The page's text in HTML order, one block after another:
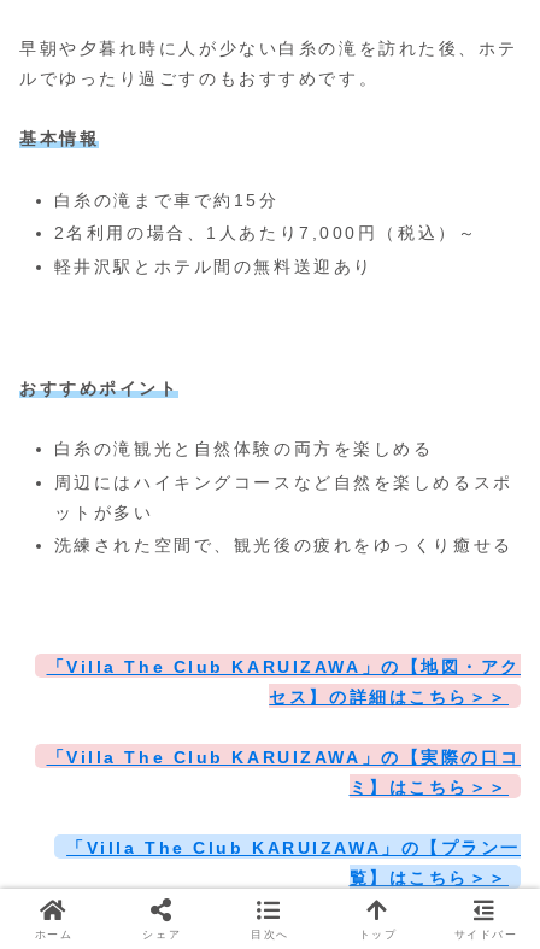
早朝や夕暮れ時に人が少ない白糸の滝を訪れた後、ホテ
ルでゆったり過ごすのもおすすめです。
基本情報
白糸の滝まで車で約15分
2名利用の場合、1人あたり7,000円（税込）～
軽井沢駅とホテル間の無料送迎あり
おすすめポイント
白糸の滝観光と自然体験の両方を楽しめる
周辺にはハイキングコースなど自然を楽しめるスポ
ットが多い
洗練された空間で、観光後の疲れをゆっくり癒せる
「Villa The Club KARUIZAWA」の【地図・アク
セス】の詳細はこちら＞＞
「Villa The Club KARUIZAWA」の【実際の口コ
ミ】はこちら＞＞
「Villa The Club KARUIZAWA」の【プラン一
覧】はこちら＞＞
ホーム シェア 目次へ トップ サイドバー